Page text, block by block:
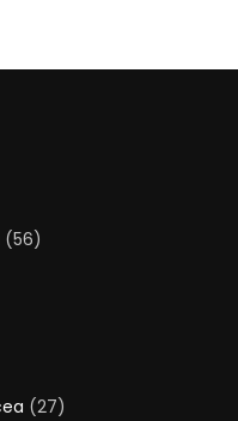
(56)
(27)